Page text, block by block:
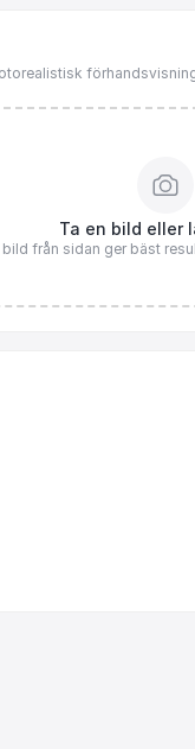
Ta en bild eller
från sidan ger bäst